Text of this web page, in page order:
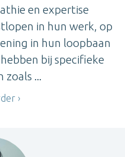
en expertise
in hun werk, op
in hun loopbaan
bij specifieke
zoals ...